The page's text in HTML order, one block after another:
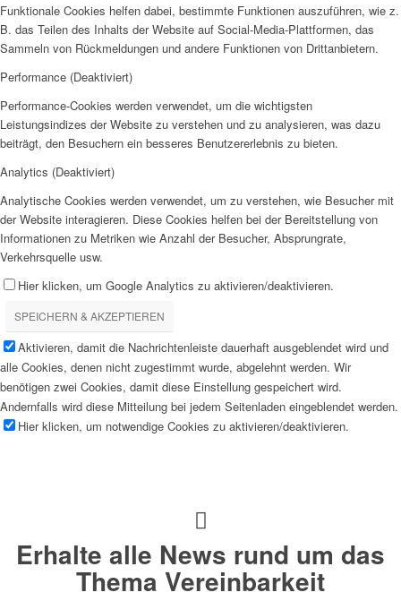
Funktionale Cookies helfen dabei, bestimmte Funktionen auszuführen, wie z.
B. das Teilen des Inhalts der Website auf Social-Media-Plattformen, das
Sammeln von Rückmeldungen und andere Funktionen von Drittanbietern.
Performance (Deaktiviert)
Performance-Cookies werden verwendet, um die wichtigsten
Leistungsindizes der Website zu verstehen und zu analysieren, was dazu
beiträgt, den Besuchern ein besseres Benutzererlebnis zu bieten.
Analytics (Deaktiviert)
Analytische Cookies werden verwendet, um zu verstehen, wie Besucher mit
der Website interagieren. Diese Cookies helfen bei der Bereitstellung von
Informationen zu Metriken wie Anzahl der Besucher, Absprungrate,
Verkehrsquelle usw.
Hier klicken, um Google Analytics zu aktivieren/deaktivieren.
SPEICHERN & AKZEPTIEREN
Aktivieren, damit die Nachrichtenleiste dauerhaft ausgeblendet wird und
alle Cookies, denen nicht zugestimmt wurde, abgelehnt werden. Wir
benötigen zwei Cookies, damit diese Einstellung gespeichert wird.
Andernfalls wird diese Mitteilung bei jedem Seitenladen eingeblendet werden.
Hier klicken, um notwendige Cookies zu aktivieren/deaktivieren.
Erhalte alle News rund um das
Thema Vereinbarkeit